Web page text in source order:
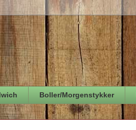
Boller/Morgenstykker